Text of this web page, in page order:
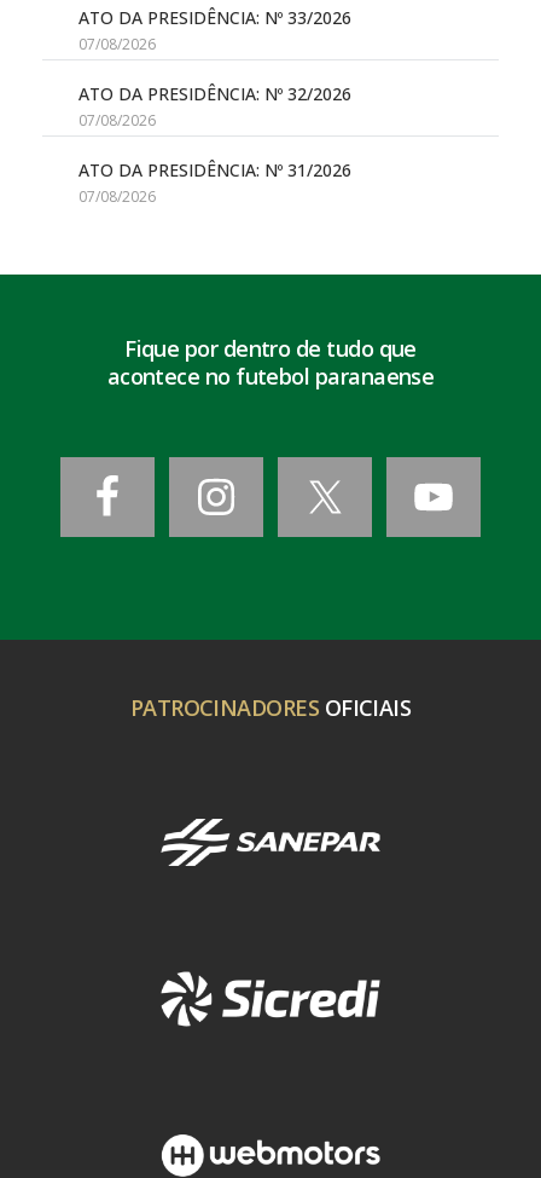
ATO DA PRESIDÊNCIA: Nº 33/2026
07/08/2026
ATO DA PRESIDÊNCIA: Nº 32/2026
07/08/2026
ATO DA PRESIDÊNCIA: Nº 31/2026
07/08/2026
Fique por dentro de tudo que
acontece no futebol paranaense
PATROCINADORES OFICIAIS